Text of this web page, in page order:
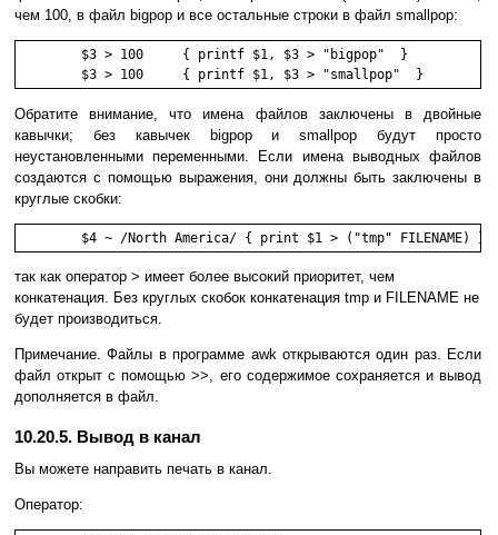
чем 100, в файл bigpop и все остальные строки в файл smallpop:
        $3 > 100     { printf $1, $3 > "bigpop"  }
        $3 > 100     { printf $1, $3 > "smallpop"  }
Обратите внимание, что имена файлов заключены в двойные
кавычки; без кавычек bigpop и smallpop будут просто
неустановленными переменными. Если имена выводных файлов
создаются с помощью выражения, они должны быть заключены в
круглые скобки:
	$4 ~ /North America/ { print $1 > ("tmp" FILENAME) }
так как оператор > имеет более высокий приоритет, чем
конкатенация. Без круглых скобок конкатенация tmp и FILENAME не
будет производиться.
Примечание. Файлы в программе awk открываются один раз. Если
файл открыт с помощью >>, его содержимое сохраняется и вывод
дополняется в файл.
10.20.5. Вывод в канал
Вы можете направить печать в канал.
Оператор: